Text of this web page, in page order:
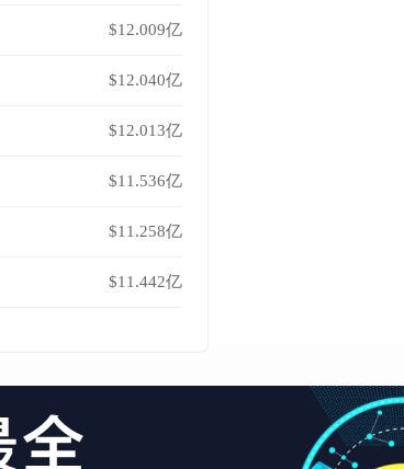
$12.009亿
$12.040亿
$12.013亿
$11.536亿
$11.258亿
$11.442亿